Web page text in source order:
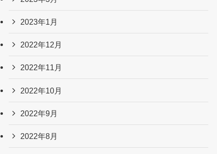
2023年1月
2022年12月
2022年11月
2022年10月
2022年9月
2022年8月